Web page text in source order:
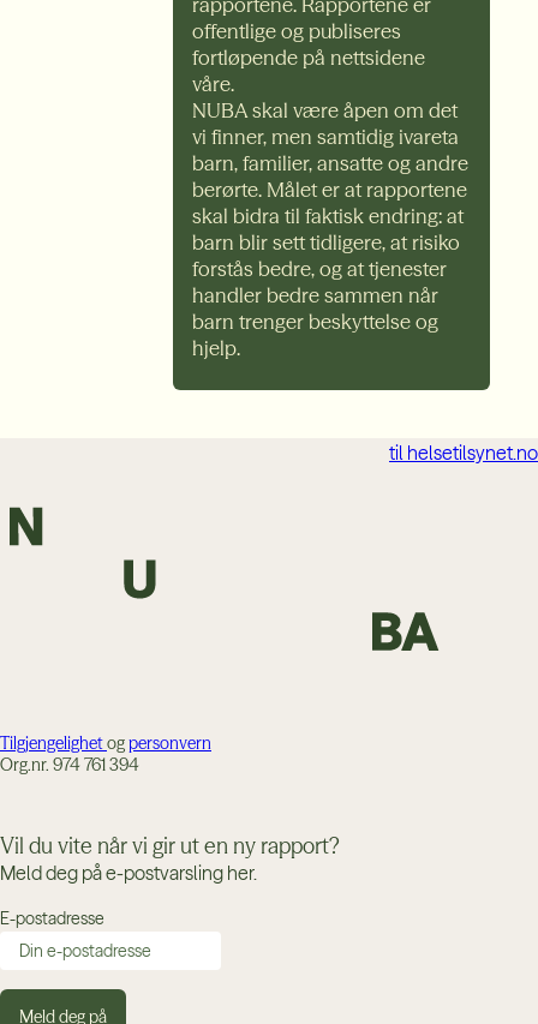
offentlige og publiseres
fortløpende på nettsidene
våre.
NUBA skal være åpen om det
vi finner, men samtidig ivareta
barn, familier, ansatte og andre
berørte. Målet er at rapportene
skal bidra til faktisk endring: at
barn blir sett tidligere, at risiko
forstås bedre, og at tjenester
handler bedre sammen når
barn trenger beskyttelse og
hjelp.
til helsetilsynet.no
Tilgjengelighetogpersonvern
Org.nr. 974 761 394
Vil du vite når vi gir ut en ny rapport?
Meld deg på e-postvarsling her.
E-postadresse
Meld deg på